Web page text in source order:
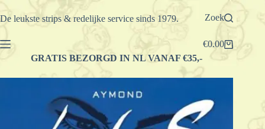
Ga
naar
De leukste strips & redelijke service sinds 1979. Zoek
Winkelwagen
€0.00
GRATIS BEZORGD IN NL VANAF €35,-